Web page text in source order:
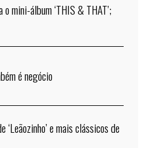
mini-álbum ‘THIS & THAT’;
é negócio
‘Leãozinho’ e mais clássicos de